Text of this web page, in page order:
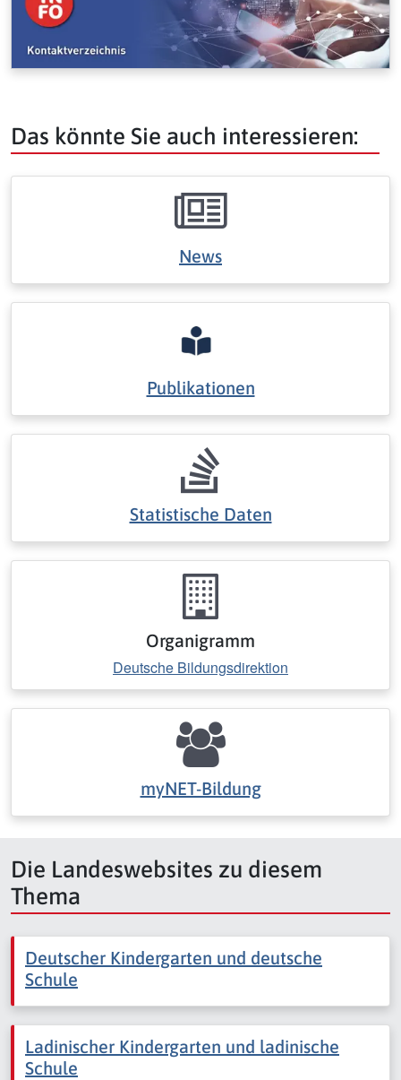
Das könnte Sie auch interessieren:
News
Publikationen
Statistische Daten
Organigramm
Deutsche Bildungsdirektion
myNET-Bildung
Die Landeswebsites zu diesem
Thema
Deutscher Kindergarten und deutsche
Schule
Ladinischer Kindergarten und ladinische
Schule